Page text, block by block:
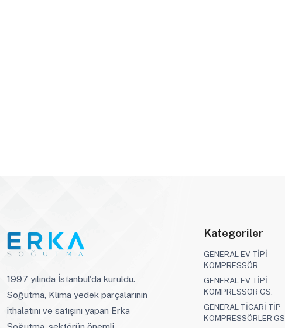
1997 yılında İstanbul'da kuruldu.
Soğutma, Klima yedek parçalarının
ithalatını ve satışını yapan Erka
Kategoriler
GENERAL EV TİPİ
KOMPRESSÖR
GENERAL EV TİPİ
KOMPRESSÖR GS.
GENERAL TİCARİ TİP
KOMPRESSÖRLER GS.